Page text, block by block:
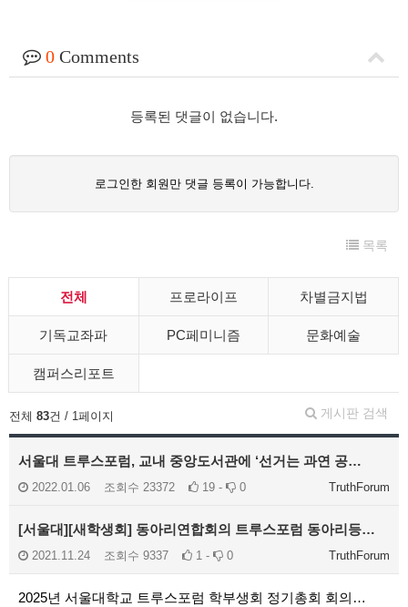
0 Comments
등록된 댓글이 없습니다.
로그인한 회원만 댓글 등록이 가능합니다.
목록
전체 프로라이프 차별금지법
기독교좌파 PC페미니즘 문화예술
캠퍼스리포트
게시판 검색
전체 83건 / 1페이지
서울대 트루스포럼, 교내 중앙도서관에 ‘선거는 과연 공…
TruthForum
2022.01.06 조회수 23372 19 - 0
[서울대][새학생회] 동아리연합회의 트루스포럼 동아리등…
TruthForum
2021.11.24 조회수 9337 1 - 0
2025년 서울대학교 트루스포럼 학부생회 정기총회 회의…